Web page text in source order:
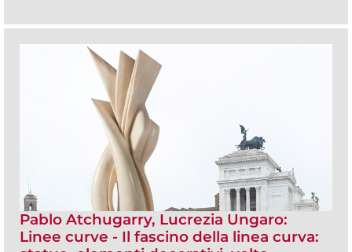
Pablo Atchugarry, Lucrezia Ungaro:
Linee curve - Il fascino della linea curva: